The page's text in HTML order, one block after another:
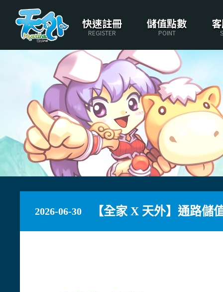
快速註冊
REGISTER
儲值點數
POINT
2026-06-30 【全家 X 天外】通路儲